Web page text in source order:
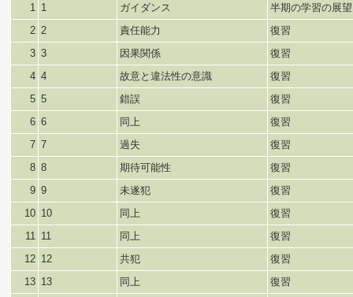
1 1 ガイダンス
半期の学習の展
2 2 責任能力
復習
3 3 因果関係
復習
4 4 故意と違法性の意識
復習
5 5 錯誤
復習
6 6 同上
復習
7 7 過失
復習
8 8 期待可能性
復習
9 9 未遂犯
復習
10 10 同上
復習
11
11 同上
復習
12 12 共犯
復習
13 13 同上
復習